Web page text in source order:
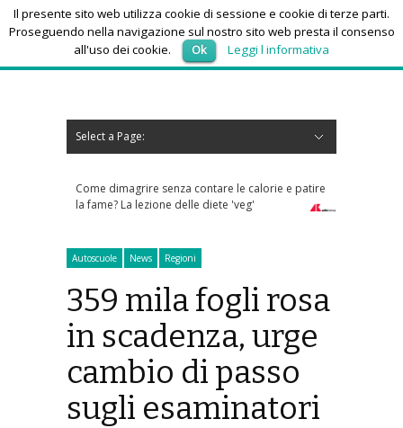
sabato 8, Agosto 2026
Select a Page:
contare le calorie e patire
Sos anziani per truffe telefoniche? Arriva l'app
che risponde ai numeri sconosciuti
Autoscuole News Regioni
359 mila fogli rosa
in scadenza, urge
cambio di passo
sugli esaminatori
Il presente sito web utilizza cookie di sessione e cookie di terze parti.
Proseguendo nella navigazione sul nostro sito web presta il consenso
all'uso dei cookie.
Ok Leggi l informativa